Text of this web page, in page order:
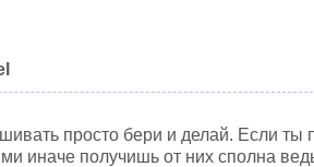
просто бери и делай. Если ты
иначе получишь от них сполна